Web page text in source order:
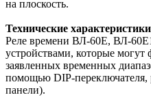
на плоскость.
Технические характеристики
Реле времени ВЛ-60Е, ВЛ-
устройствами, которые
заявленных временных
помощью DIP-переключателя,
панели).